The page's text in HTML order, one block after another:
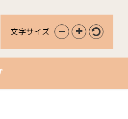
文字サイズ